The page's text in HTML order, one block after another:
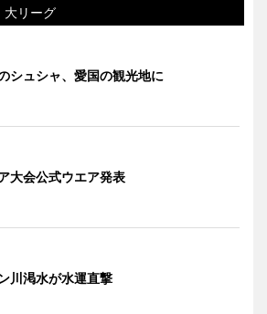
リーグ
シュシャ、愛国の観光地に
大会公式ウエア発表
川渇水が水運直撃